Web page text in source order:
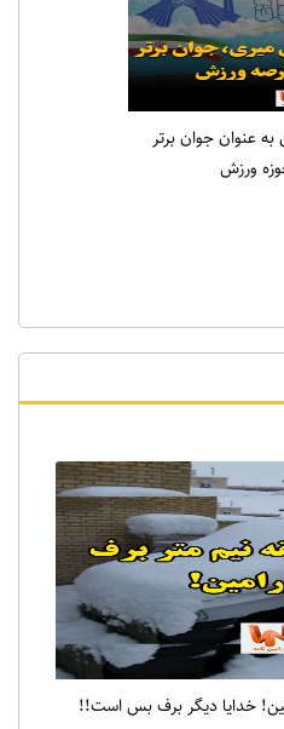
عنوان جوان برتر
ورزش
خدایا دیگر برف بس است!!